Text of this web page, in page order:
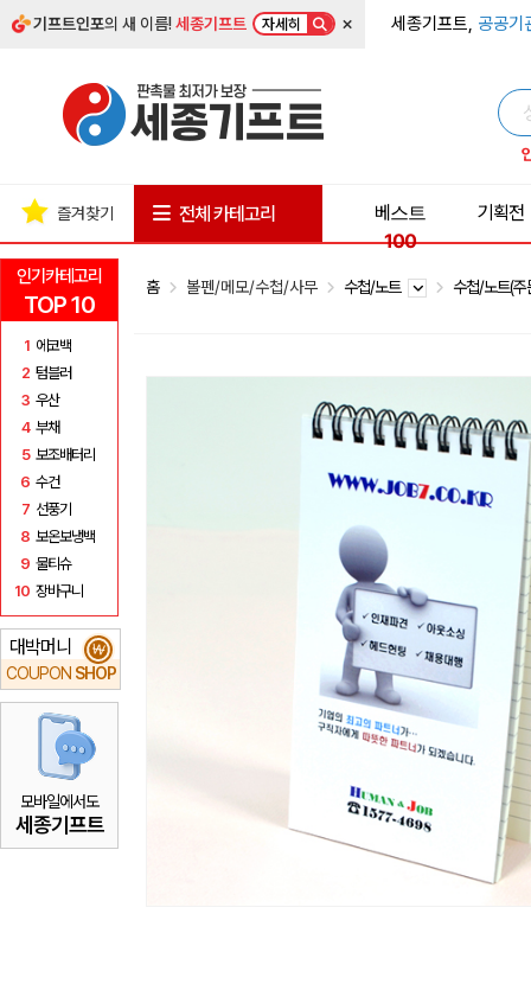
기프트인포의 새 이름!세종기프트 자세히 × 세종기프트, 공공기
인기카테고리
TOP 10
1 에코백
2 텀블러
3 우산
4 부채
5 보조배터리
6 수건
7 선풍기
8 보온보냉백
9 물티슈
10 장바구니
대박머니
COUPON SHOP
₩
모바일에서도
세종기프트
즐겨찾기 전체 카테고리
베스트
100
기획전
홈 볼펜/메모/수첩/사무 수첩/노트 수첩/노트(